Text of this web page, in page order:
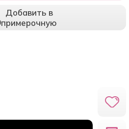
Добавить в
примерочную